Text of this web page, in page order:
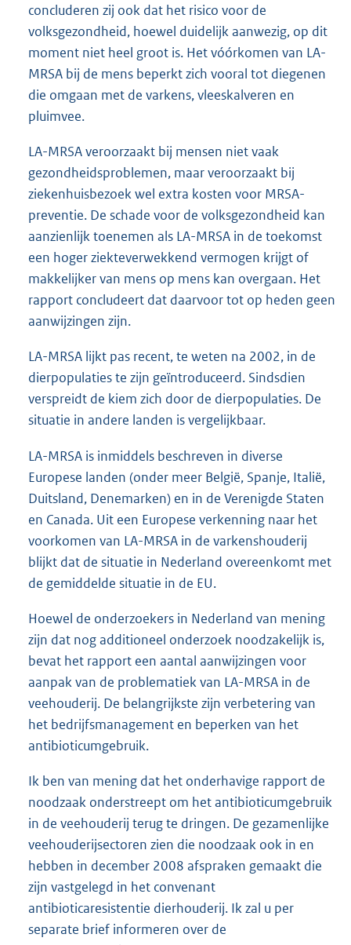
concluderen zij ook dat het risico voor de
volksgezondheid, hoewel duidelijk aanwezig, op dit
moment niet heel groot is. Het vóórkomen van LA-
MRSA bij de mens beperkt zich vooral tot diegenen
die omgaan met de varkens, vleeskalveren en
pluimvee.
LA-MRSA veroorzaakt bij mensen niet vaak
gezondheidsproblemen, maar veroorzaakt bij
ziekenhuisbezoek wel extra kosten voor MRSA-
preventie. De schade voor de volksgezondheid kan
aanzienlijk toenemen als LA-MRSA in de toekomst
een hoger ziekteverwekkend vermogen krijgt of
makkelijker van mens op mens kan overgaan. Het
rapport concludeert dat daarvoor tot op heden geen
aanwijzingen zijn.
LA-MRSA lijkt pas recent, te weten na 2002, in de
dierpopulaties te zijn geïntroduceerd. Sindsdien
verspreidt de kiem zich door de dierpopulaties. De
situatie in andere landen is vergelijkbaar.
LA-MRSA is inmiddels beschreven in diverse
Europese landen (onder meer België, Spanje, Italië,
Duitsland, Denemarken) en in de Verenigde Staten
en Canada. Uit een Europese verkenning naar het
voorkomen van LA-MRSA in de varkenshouderij
blijkt dat de situatie in Nederland overeenkomt met
de gemiddelde situatie in de EU.
Hoewel de onderzoekers in Nederland van mening
zijn dat nog additioneel onderzoek noodzakelijk is,
bevat het rapport een aantal aanwijzingen voor
aanpak van de problematiek van LA-MRSA in de
veehouderij. De belangrijkste zijn verbetering van
het bedrijfsmanagement en beperken van het
antibioticumgebruik.
Ik ben van mening dat het onderhavige rapport de
noodzaak onderstreept om het antibioticumgebruik
in de veehouderij terug te dringen. De gezamenlijke
veehouderijsectoren zien die noodzaak ook in en
hebben in december 2008 afspraken gemaakt die
zijn vastgelegd in het convenant
antibioticaresistentie dierhouderij. Ik zal u per
separate brief informeren over de